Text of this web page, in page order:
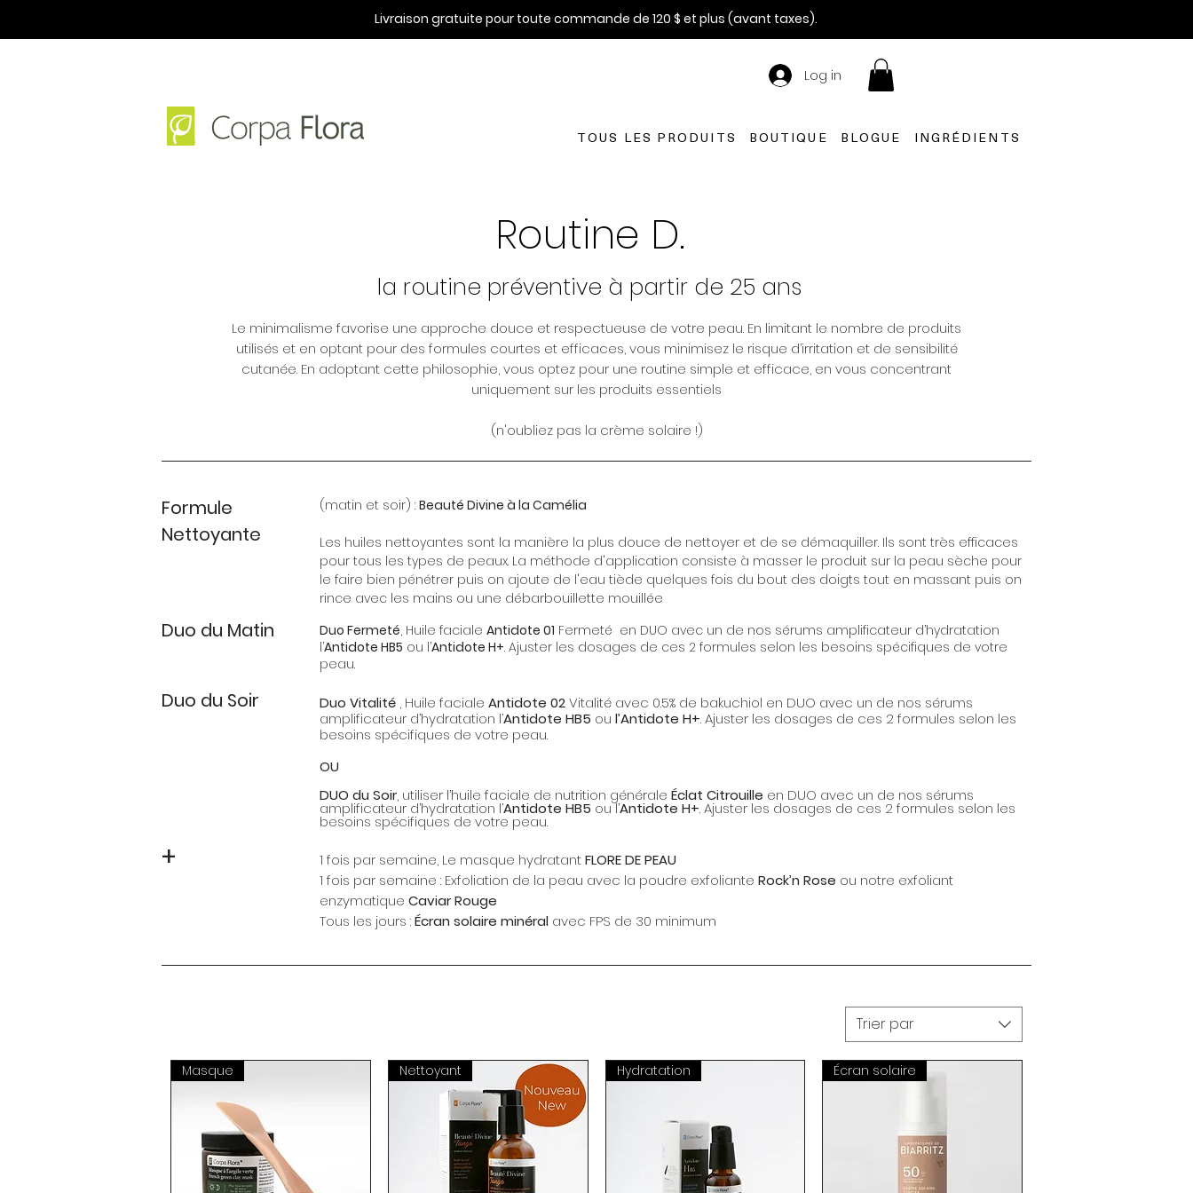
Livraison gratuite pour toute commande de 120 $ et plus (avant taxes).
Log in
TOUS LES PRODUITS BOUTIQUE BLOGUE INGRÉDIENTS
Routine D.
la routine préventive à partir de 25 ans
Le minimalisme favorise une approche douce et respectueuse de votre peau. En limitant le nombre de produits
utilisés et en optant pour des formules courtes et efficaces, vous minimisez le risque d’irritation et de sensibilité
cutanée. En adoptant cette philosophie, vous optez pour une routine simple et efficace, en vous concentrant
uniquement sur les produits essentiels
(n'oubliez pas la crème solaire !)
Formule
Nettoyante
(matin et soir) : Beauté Divine à la Camélia
Les huiles nettoyantes sont la manière la plus douce de nettoyer et de se démaquiller. Ils sont très efficaces
pour tous les types de peaux. La méthode d'application consiste à masser le produit sur la peau sèche pour
le faire bien pénétrer puis on ajoute de l'eau tiède quelques fois du bout des doigts tout en massant puis on
rince avec les mains ou une débarbouillette mouillée
Duo du Matin Duo Fermeté, Huile faciale Antidote 01 Fermeté en DUO avec un de nos sérums amplificateur d’hydratation
l’Antidote HB5 ou l’Antidote H+. Ajuster les dosages de ces 2 formules selon les besoins spécifiques de votre
peau.
Duo du Soir Duo Vitalité , Huile faciale Antidote 02Vitalité avec 0.5% de bakuchiol en DUO avec un de nos sérums
amplificateur d’hydratation l’Antidote HB5 ou l’Antidote H+. Ajuster les dosages de ces 2 formules selon les
besoins spécifiques de votre peau.
OU
DUO du Soir, utiliser l’huile faciale de nutrition générale Éclat Citrouille en DUO avec un de nos sérums
amplificateur d’hydratation l’Antidote HB5 ou l’Antidote H+. Ajuster les dosages de ces 2 formules selon les
besoins spécifiques de votre peau.
+ 1 fois par semaine, Le masque hydratantFLORE DE PEAU
1 fois par semaine : Exfoliation de la peau avec la poudre exfoliante Rock’n Rose ou notre exfoliant
enzymatique Caviar Rouge
Tous les jours :Écran solaire minéral avec FPS de 30 minimum
Trier par
Masque Nettoyant Hydratation Écran solaire